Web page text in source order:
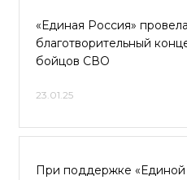
«Единая Россия»
благотворительный
бойцов СВО
23.01.25
При поддержке «Единой